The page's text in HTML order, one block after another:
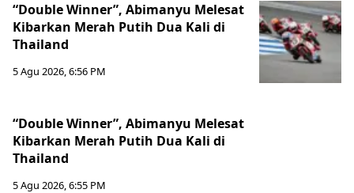
“Double Winner”, Abimanyu Melesat
Kibarkan Merah Putih Dua Kali di
Thailand
5 Agu 2026, 6:56 PM
“Double Winner”, Abimanyu Melesat
Kibarkan Merah Putih Dua Kali di
Thailand
5 Agu 2026, 6:55 PM